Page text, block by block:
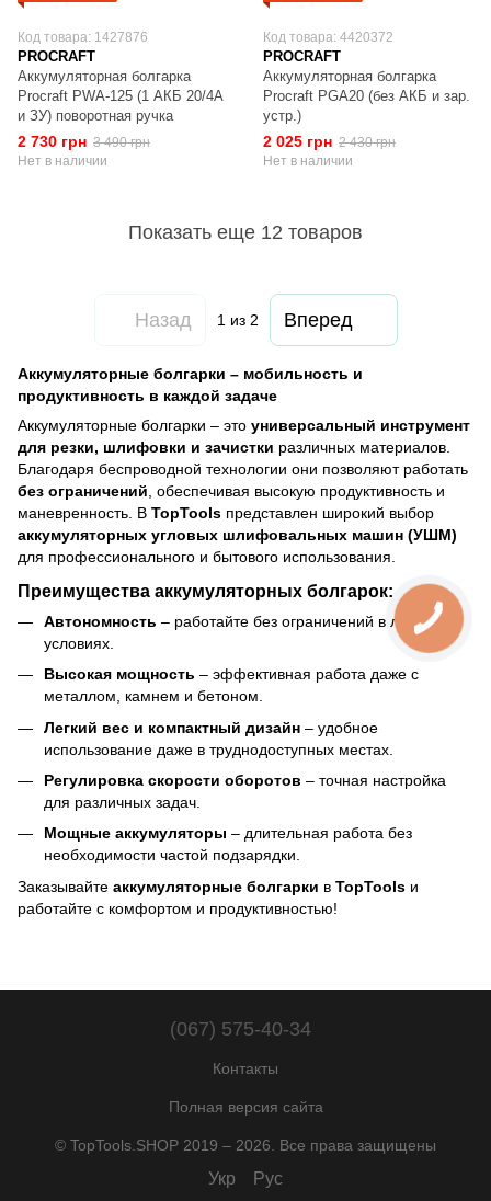
Код товара: 1427876
PROCRAFT
Аккумуляторная болгарка
Procraft PWA-125 (1 АКБ 20/4А
и ЗУ) поворотная ручка
2 730 грн 3 490 грн
Нет в наличии
Код товара: 4420372
PROCRAFT
Аккумуляторная болгарка
Procraft PGA20 (без АКБ и зар.
устр.)
2 025 грн 2 430 грн
Нет в наличии
Показать еще 12 товаров
Назад 1 из 2 Вперед
Аккумуляторные болгарки – мобильность и
продуктивность в каждой задаче
Аккумуляторные болгарки – это универсальный инструмент
для резки, шлифовки и зачистки различных материалов.
Благодаря беспроводной технологии они позволяют работать
без ограничений , обеспечивая высокую продуктивность и
маневренность. В TopTools представлен широкий выбор
аккумуляторных угловых шлифовальных машин (УШМ)
для профессионального и бытового использования.
Преимущества аккумуляторных болгарок:
Автономность – работайте без ограничений в любых
условиях.
Высокая мощность – эффективная работа даже с
металлом, камнем и бетоном.
Легкий вес и компактный дизайн – удобное
использование даже в труднодоступных местах.
Регулировка скорости оборотов – точная настройка
для различных задач.
Мощные аккумуляторы – длительная работа без
необходимости частой подзарядки.
Заказывайте аккумуляторные болгарки в TopTools и
работайте с комфортом и продуктивностью!
(067) 575-40-34
Контакты
Полная версия сайта
© TopTools.SHOP 2019 – 2026. Все права защищены
Укр Рус